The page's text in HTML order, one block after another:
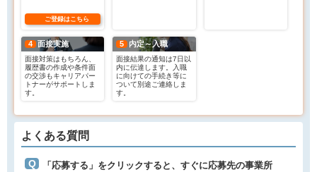
ご登録はこちら
4 面接実施
面接対策はもちろん、
履歴書の作成や条件面
の交渉もキャリアパー
トナーがサポートしま
す。
5 内定～入職
面接結果の通知は7日以
内に伝達します。入職
に向けての手続き等に
ついて別途ご連絡しま
す。
よくある質問
「応募する」をクリックすると、すぐに応募先の事業所